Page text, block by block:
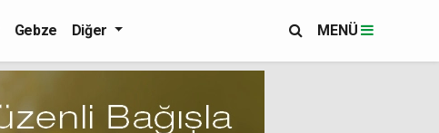
Gebze Diğer MENÜ